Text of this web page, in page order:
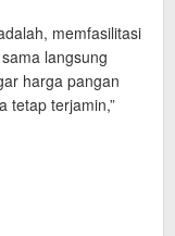
memfasilitasi
langsung
harga pangan
tetap terjamin,”